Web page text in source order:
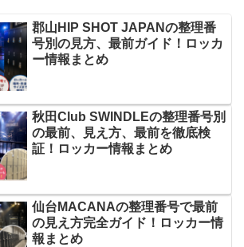
郡山HIP SHOT JAPANの整理番
号別の見方、最前ガイド！ロッカ
ー情報まとめ
秋田Club SWINDLEの整理番号別
の最前、見え方、最前を徹底検
証！ロッカー情報まとめ
仙台MACANAの整理番号で最前
の見え方完全ガイド！ロッカー情
報まとめ